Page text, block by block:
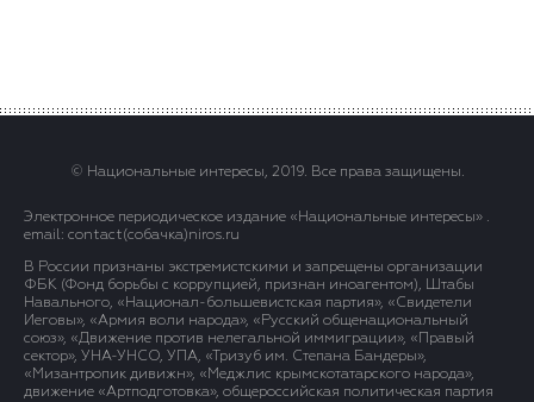
© Национальные интересы, 2019. Все права защищены.
Электронное периодическое издание «Национальные интересы» .
email: contact(сoбaчка)niros.ru
В России признаны экстремистскими и запрещены организации
ФБК (Фонд борьбы с коррупцией, признан иноагентом), Штабы
Навального, «Национал-большевистская партия», «Свидетели
Иеговы», «Армия воли народа», «Русский общенациональный
союз», «Движение против нелегальной иммиграции», «Правый
сектор», УНА-УНСО, УПА, «Тризуб им. Степана Бандеры»,
«Мизантропик дивижн», «Меджлис крымскотатарского народа»,
движение «Артподготовка», общероссийская политическая партия